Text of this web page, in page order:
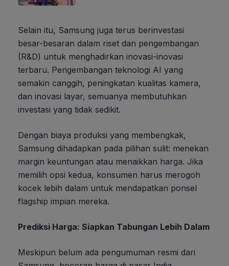
Selain itu, Samsung juga terus berinvestasi
besar-besaran dalam riset dan pengembangan
(R&D) untuk menghadirkan inovasi-inovasi
terbaru. Pengembangan teknologi AI yang
semakin canggih, peningkatan kualitas kamera,
dan inovasi layar, semuanya membutuhkan
investasi yang tidak sedikit.
Dengan biaya produksi yang membengkak,
Samsung dihadapkan pada pilihan sulit: menekan
margin keuntungan atau menaikkan harga. Jika
memilih opsi kedua, konsumen harus merogoh
kocek lebih dalam untuk mendapatkan ponsel
flagship impian mereka.
Prediksi Harga: Siapkan Tabungan Lebih Dalam
Meskipun belum ada pengumuman resmi dari